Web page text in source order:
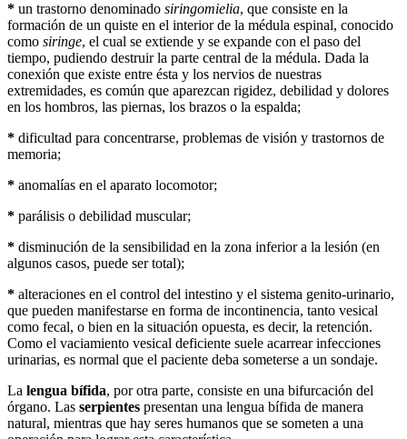
* un trastorno denominado siringomielia, que consiste en la
formación de un quiste en el interior de la médula espinal, conocido
como siringe, el cual se extiende y se expande con el paso del
tiempo, pudiendo destruir la parte central de la médula. Dada la
conexión que existe entre ésta y los nervios de nuestras
extremidades, es común que aparezcan rigidez, debilidad y dolores
en los hombros, las piernas, los brazos o la espalda;
* dificultad para concentrarse, problemas de visión y trastornos de
memoria;
* anomalías en el aparato locomotor;
* parálisis o debilidad muscular;
* disminución de la sensibilidad en la zona inferior a la lesión (en
algunos casos, puede ser total);
* alteraciones en el control del intestino y el sistema genito-urinario,
que pueden manifestarse en forma de incontinencia, tanto vesical
como fecal, o bien en la situación opuesta, es decir, la retención.
Como el vaciamiento vesical deficiente suele acarrear infecciones
urinarias, es normal que el paciente deba someterse a un sondaje.
La lengua bífida, por otra parte, consiste en una bifurcación del
órgano. Las serpientes presentan una lengua bífida de manera
natural, mientras que hay seres humanos que se someten a una